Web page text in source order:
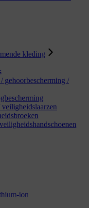
kleding
gehoorbescherming /
ion